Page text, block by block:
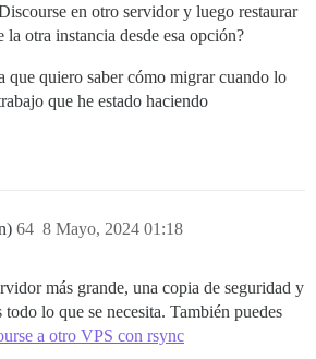
en otro servidor y luego restaurar
la otra instancia desde esa opción?
que quiero saber cómo migrar cuando lo
que he estado haciendo
8 Mayo, 2024 01:18
64
más grande, una copia de seguridad y
todo lo que se necesita. También puedes
a otro VPS con rsync